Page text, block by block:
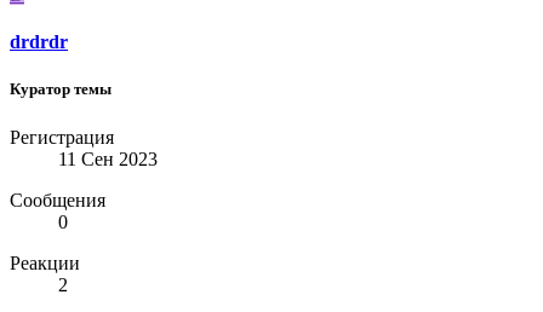
drdrdr
Куратор темы
Регистрация
11 Сен 2023
Сообщения
0
Реакции
2